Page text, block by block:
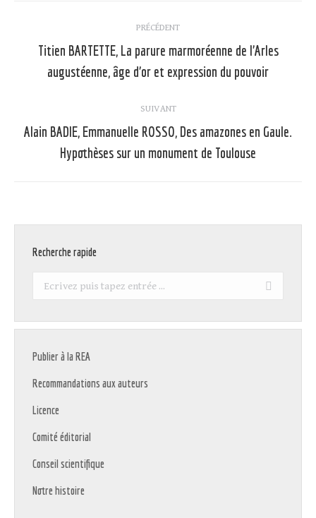
article
PRÉCÉDENT
Article
précédent
Titien BARTETTE, La parure marmoréenne de l’Arles
augustéenne, âge d’or et expression du pouvoir
SUIVANT
Article
suivant
Alain BADIE, Emmanuelle ROSSO, Des amazones en Gaule.
Hypothèses sur un monument de Toulouse
Recherche rapide
Recherche
Publier à la REA
Recommandations aux auteurs
Licence
Comité éditorial
Conseil scientifique
Notre histoire